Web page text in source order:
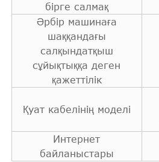
бірге салмақ
Әрбір машинаға
шаққандағы
салқындатқыш
сұйықтыққа деген
қажеттілік
Қуат кабелінің моделі
Интернет
байланыстары